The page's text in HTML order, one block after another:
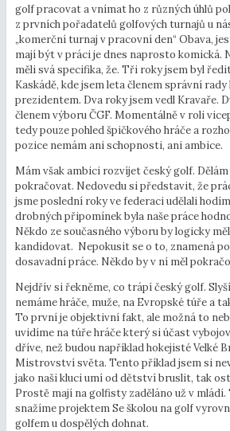
golf pracovat a vnímat ho z různých úhlů
z prvních pořadatelů golfových turnajů u
„komerční turnaj v pracovní den“ Obava,
mají být v práci je dnes naprosto komická.
měli svá specifika, že. Tři roky jsem byl
Kaskádě, kde jsem leta členem správní rady
prezidentem. Dva roky jsem vedl Kravaře.
členem výboru ČGF. Momentálně v roli
tedy pouze pohled špičkového hráče a
pozice nemám ani schopnosti, ani ambice.
Mám však ambici rozvíjet český golf.
pokračovat. Nedovedu si představit, že
jsme poslední roky ve federaci udělali
drobných připomínek byla naše práce
Někdo ze současného výboru by logicky měl
kandidovat. Nepokusit se o to, znamená
dosavadní práce. Někdo by v ní měl
Nejdřív si řekněme, co trápí český golf.
nemáme hráče, muže, na Evropské túře a
To první je objektivní fakt, ale možná to
uvidíme na túře hráče který si účast
dříve, než budou například hokejisté Velké
Mistrovství světa. Tento příklad jsem si
jako naši kluci umí od dětství bruslit, tak
Prostě mají na golfisty zaděláno už v
snažíme projektem Se školou na golf
golfem u dospělých dohnat.